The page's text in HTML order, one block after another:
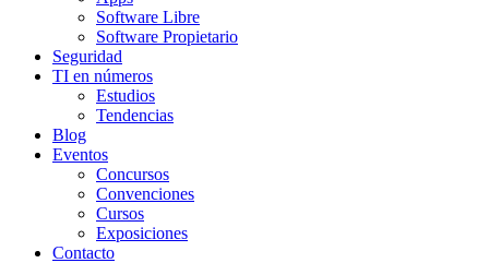
Software Libre
Software Propietario
Seguridad
TI en números
Estudios
Tendencias
Blog
Eventos
Concursos
Convenciones
Cursos
Exposiciones
Contacto